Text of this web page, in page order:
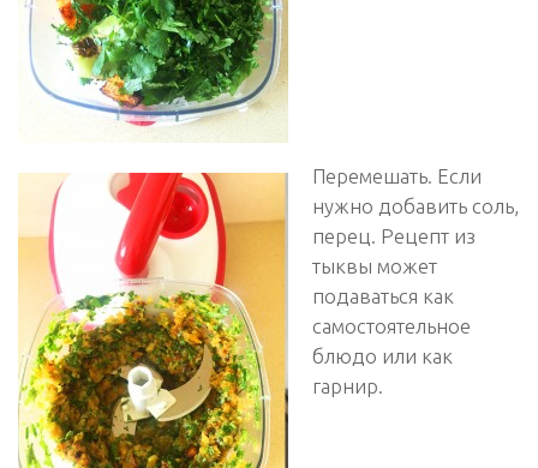
Перемешать. Если
нужно добавить соль,
перец. Рецепт из
тыквы может
подаваться как
самостоятельное
блюдо или как
гарнир.